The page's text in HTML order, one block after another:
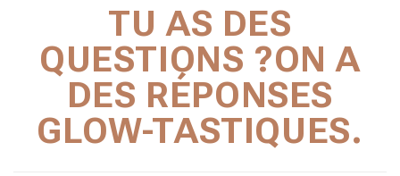
TU AS DES
QUESTIONS ?ON A
DES RÉPONSES
GLOW-TASTIQUES.